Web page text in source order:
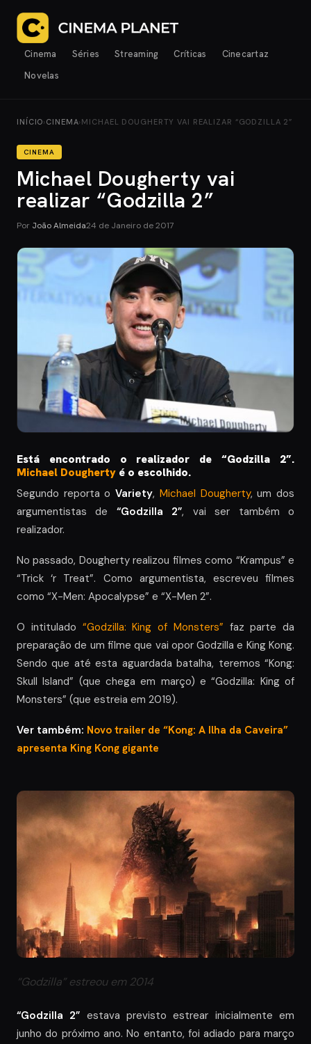
Cinema Séries Streaming Críticas
Cinecartaz
Novelas
INÍCIO› CINEMA› MICHAEL DOUGHERTY VAI REALIZAR “GODZILLA 2”
CINEMA
Michael Dougherty vai
realizar “Godzilla 2”
Por João Almeida24 de Janeiro de 2017
Está encontrado o realizador de “Godzilla 2”.
Michael Dougherty é o escolhido.
Segundo reporta oVariety, Michael Dougherty, um dos
argumentistas de “Godzilla 2”, vai ser também o
realizador.
No passado, Dougherty realizou filmes como “Krampus” e
“Trick ‘r Treat”. Como argumentista, escreveu filmes
como “X-Men: Apocalypse” e “X-Men 2”.
O intitulado “Godzilla: King of Monsters” faz parte da
preparação de um filme que vai opor Godzilla e King Kong.
Sendo que até esta aguardada batalha, teremos “Kong:
Skull Island” (que chega em março) e “Godzilla: King of
Monsters” (que estreia em 2019).
Ver também: Novo trailer de “Kong: A Ilha da Caveira”
apresenta King Kong gigante
“Godzilla” estreou em 2014
“Godzilla 2” estava previsto estrear inicialmente em
junho do próximo ano. No entanto, foi adiado para março